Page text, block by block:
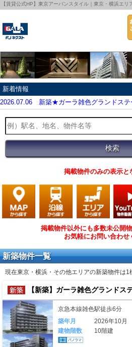
【賃貸公式HP】東京アーバンスタイル｜東京・横浜エリ
新着情報
2026.07.06 新築★ガーラ雑色グランドス
掲載物件のみの表示と
掲載物件以外にも多数未公開
お気軽にお問い合わせ
新築物件一覧
現在東京・横浜・その他エリアの新築物件は1
【新築】ガーラ雑色グランドス
京急本線雑色駅徒歩6分
築年月
2026年10月
建物階数
10階建